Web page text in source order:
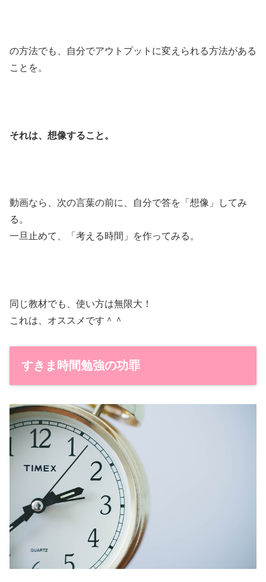
の方法でも、自分でアウトプットに変えられる方法がある
ことを。
それは、想像すること。
動画なら、次の言葉の前に、自分で答を「想像」してみ
る。
一旦止めて、「考える時間」を作ってみる。
同じ教材でも、使い方は無限大！
これは、オススメです＾＾
すきま時間勉強の功罪